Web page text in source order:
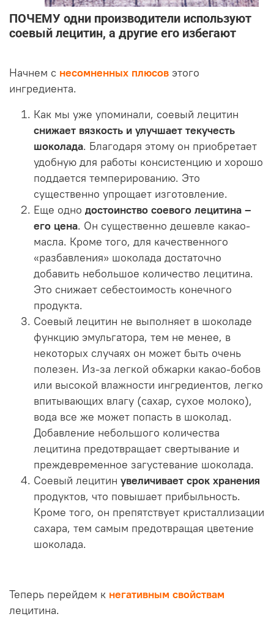
ПОЧЕМУ одни производители используют
соевый лецитин, а другие его избегают
Начнем с несомненных плюсов этого
ингредиента.
Как мы уже упоминали, соевый лецитин
снижает вязкость и улучшает текучесть
шоколада. Благодаря этому он приобретает
удобную для работы консистенцию и хорошо
поддается темперированию. Это
существенно упрощает изготовление.
Еще одно достоинство соевого лецитина –
его цена. Он существенно дешевле какао-
масла. Кроме того, для качественного
«разбавления» шоколада достаточно
добавить небольшое количество лецитина.
Это снижает себестоимость конечного
продукта.
Соевый лецитин не выполняет в шоколаде
функцию эмульгатора, тем не менее, в
некоторых случаях он может быть очень
полезен. Из-за легкой обжарки какао-бобов
или высокой влажности ингредиентов, легко
впитывающих влагу (сахар, сухое молоко),
вода все же может попасть в шоколад.
Добавление небольшого количества
лецитина предотвращает свертывание и
преждевременное загустевание шоколада.
Соевый лецитин увеличивает срок хранения
продуктов, что повышает прибыльность.
Кроме того, он препятствует кристаллизации
сахара, тем самым предотвращая цветение
шоколада.
Теперь перейдем к негативным свойствам
лецитина.